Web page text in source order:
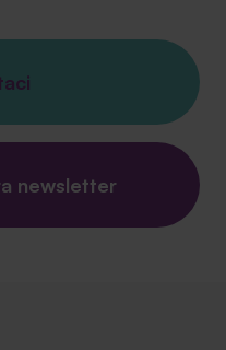
newsletter